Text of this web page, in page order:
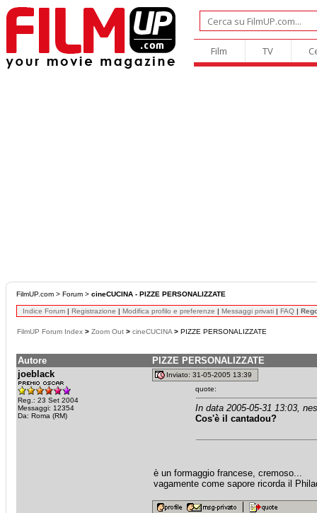
Film TV
FilmUP.com > Forum > cineCUCINA - PIZZE PERSONALIZZATE
Indice Forum | Registrazione | Modifica profilo e preferenze | Messaggi privati | FAQ |
FilmUP Forum Index > Zoom Out > cineCUCINA > PIZZE PERSONALIZZATE
Autore
PIZZE PERSONALIZZATE
joeblack
Reg.: 23 Set 2004
Messaggi: 12354
Da: Roma (RM)
Inviato: 31-05-2005 13:39
quote:
In data 2005-05-31 13:03,
Cos'è il cantadou?
è un formaggio francese, cremoso...
vagamente come sapore ricorda il